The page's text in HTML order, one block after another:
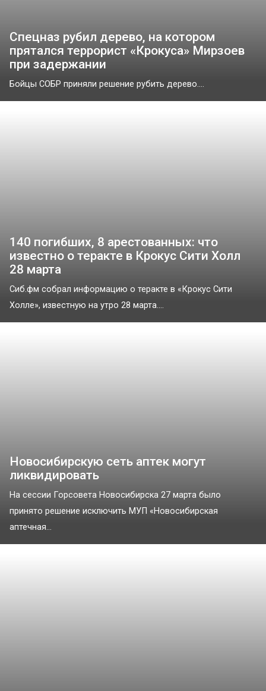
Спецназ рубил дерево, на котором
прятался террорист «Крокуса» Мирзоев
при задержании
Бойцы СОБР приняли решение рубить дерево....
140 погибших, 8 арестованных: что
известно о теракте в Крокус Сити Холл
28 марта
Сиб.фм собрал информацию о теракте в «Крокус Сити
Холле», известную на утро 28 марта....
Новосибирскую сеть аптек могут
ликвидировать
На сессии Горсовета Новосибирска 27 марта было
принято решение исключить МУП «Новосибирская
аптечная...